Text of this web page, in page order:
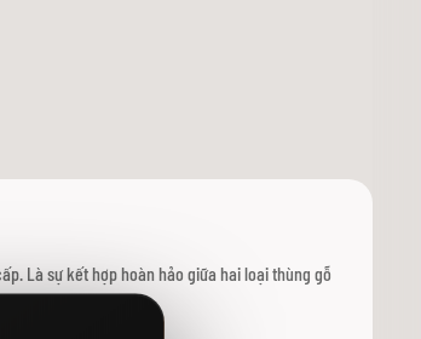
Là sự kết hợp hoàn hảo giữa hai loại thùng gỗ